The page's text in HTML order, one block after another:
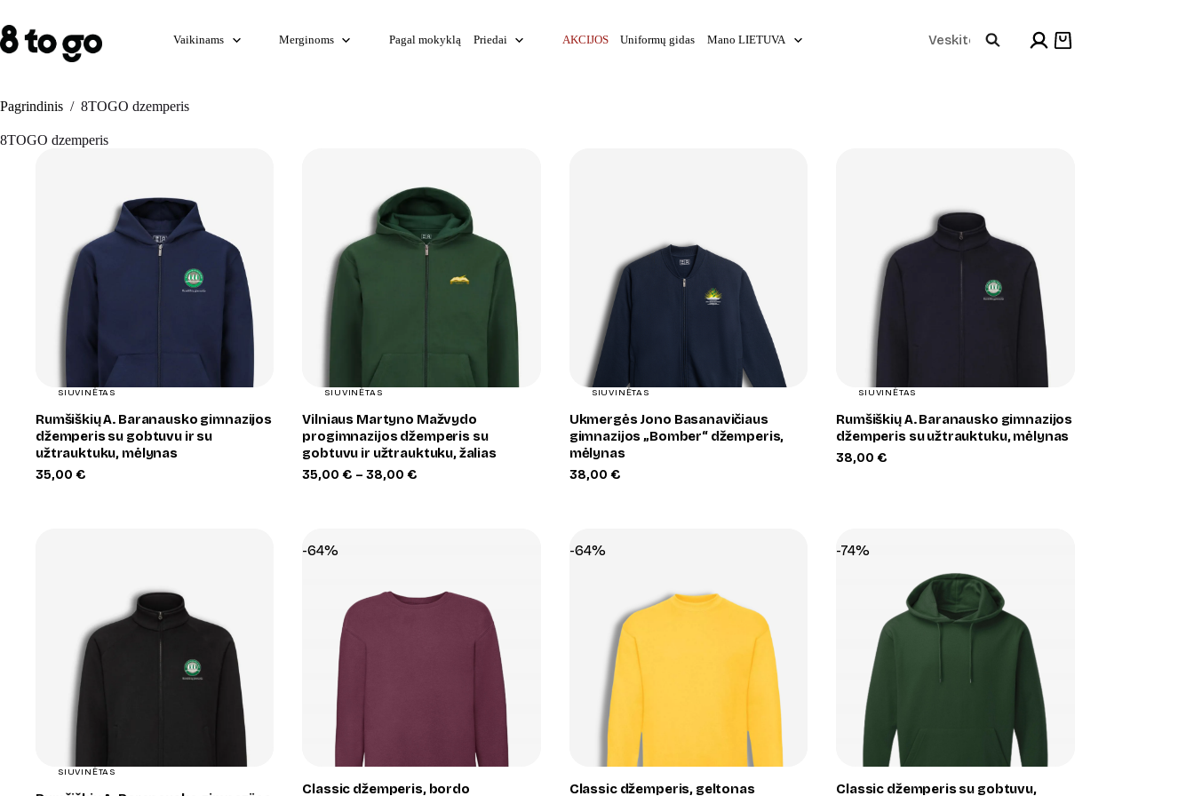
to
content
Vaikinams Merginoms Pagal mokyklą Priedai AKCIJOS Uniformų gidas Mano LIETUVA
Products
Shopping
Pagrindinis / 8TOGO dzemperis
8TOGO dzemperis
SIUVINĖTAS
Rumšiškių A. Baranausko gimnazijos
džemperis su gobtuvu ir su
užtrauktuku, mėlynas
35,00 €
SIUVINĖTAS
Vilniaus Martyno Mažvydo
progimnazijos džemperis su
gobtuvu ir užtrauktuku, žalias
35,00€ – 38,00€
SIUVINĖTAS
Ukmergės Jono Basanavičiaus
gimnazijos „Bomber“ džemperis,
mėlynas
38,00 €
SIUVINĖTAS
Rumšiškių A. Baranausko gimnazijos
džemperis su užtrauktuku, mėlynas
38,00€
SIUVINĖTAS
-64%
Classic džemperis, bordo
-64%
Classic džemperis, geltonas
-74%
Classic džemperis su gobtuvu,